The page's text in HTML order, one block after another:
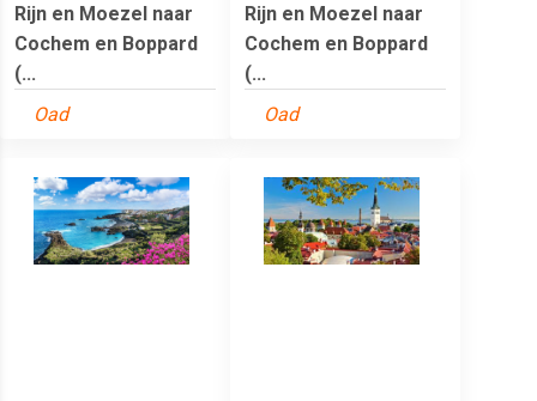
Rijn en Moezel naar
Cochem en Boppard
(...
Oad
Rijn en Moezel naar
Cochem en Boppard
(...
Oad